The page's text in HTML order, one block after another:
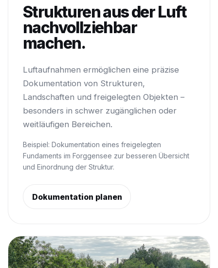
Strukturen aus der Luft
nachvollziehbar
machen.
Luftaufnahmen ermöglichen eine präzise
Dokumentation von Strukturen,
Landschaften und freigelegten Objekten –
besonders in schwer zugänglichen oder
weitläufigen Bereichen.
Beispiel: Dokumentation eines freigelegten
Fundaments im Forggensee zur besseren Übersicht
und Einordnung der Struktur.
Dokumentation planen